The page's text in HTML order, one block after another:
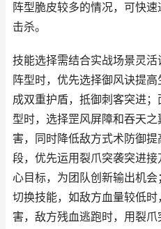
阵型脆皮较多的情况，可快
击杀。
技能选择需结合实战场景灵
阵型时，优先选择御风诀提
成双重护盾，抵御刺客突进
型时，选择罡风屏障和吞天
害，同时降低敌方式术防御
段，优先运用裂爪突袭突进
心目标，为团队创新输出机
切换技能，如敌方血量较低
害，敌方残血逃跑时，用裂爪